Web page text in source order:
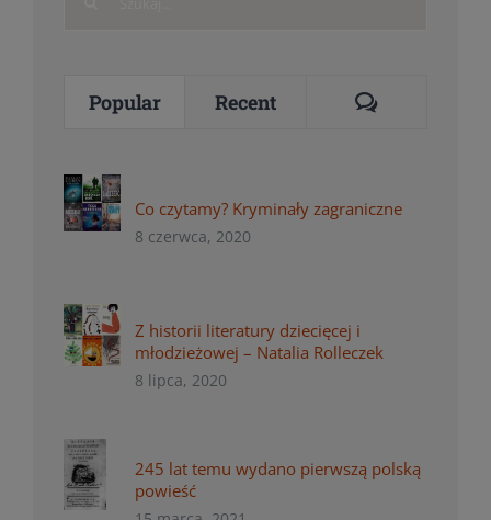
Popular Recent Comments
Co czytamy? Kryminały zagraniczne
8 czerwca, 2020
Z historii literatury dziecięcej i
młodzieżowej – Natalia Rolleczek
8 lipca, 2020
245 lat temu wydano pierwszą polską
powieść